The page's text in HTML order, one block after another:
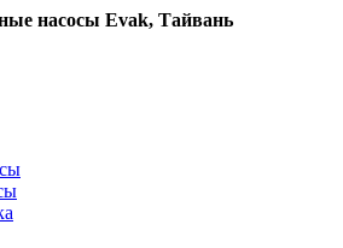
насосы Evak, Тайвань